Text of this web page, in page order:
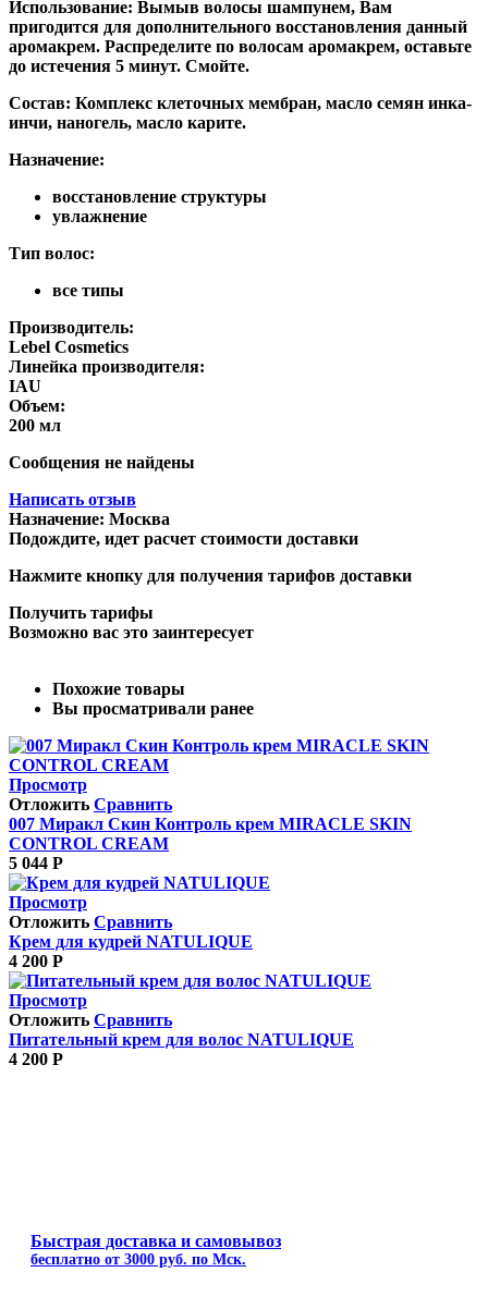
Использование: Вымыв волосы шампунем, Вам
пригодится для дополнительного восстановления данный
аромакрем. Распределите по волосам аромакрем, оставьте
до истечения 5 минут. Смойте.
Состав: Комплекс клеточных мембран, масло семян инка-
инчи, наногель, масло карите.
Назначение:
восстановление структуры
увлажнение
Тип волос:
все типы
Производитель:
Lebel Cosmetics
Линейка производителя:
IAU
Объем:
200 мл
Сообщения не найдены
Написать отзыв
Назначение: Москва
Подождите, идет расчет стоимости доставки
Нажмите кнопку для получения тарифов доставки
Получить тарифы
Возможно вас это заинтересует
Похожие товары
Вы просматривали ранее
Просмотр
Отложить Сравнить
007 Миракл Скин Контроль крем MIRACLE SKIN
CONTROL CREAM
5 044 Р
Просмотр
Отложить Сравнить
Крем для кудрей NATULIQUE
4 200 Р
Просмотр
Отложить Сравнить
Питательный крем для волос NATULIQUE
4 200 Р
Быстрая доставка и самовывоз
бесплатно от 3000 руб. по Мск.